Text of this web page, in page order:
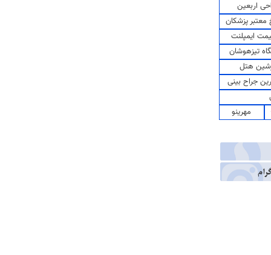
اربعین
پزشکان
ایمپلنت
تیزهوشان
هتل
جراح بینی
مهرینو